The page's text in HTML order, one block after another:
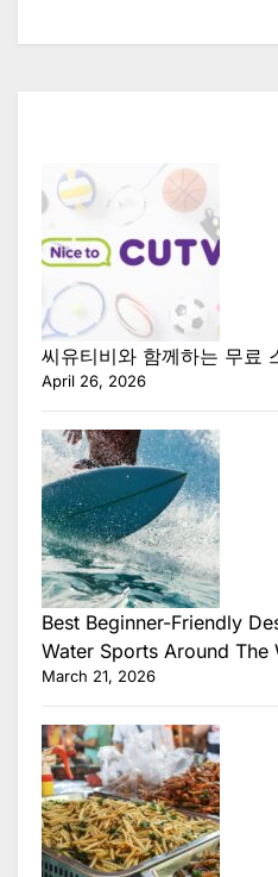
씨유티비와 함께하는 무료
April 26, 2026
Best Beginner-Friendly
Water Sports Around The
March 21, 2026